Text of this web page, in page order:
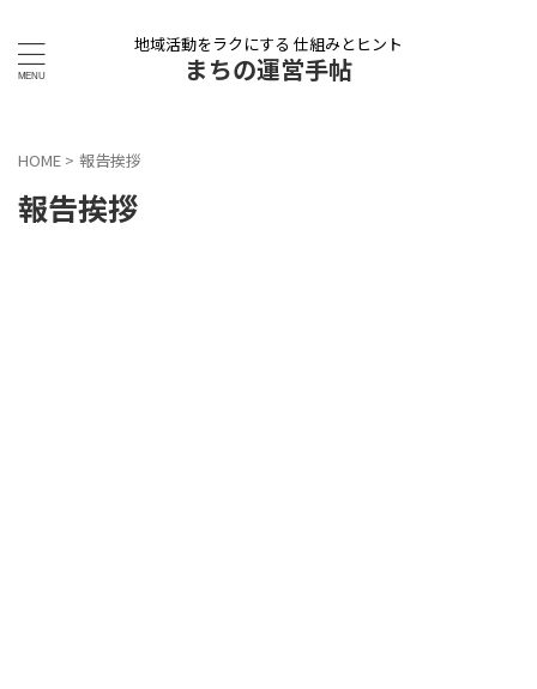
地域活動をラクにする 仕組みとヒント
まちの運営手帖
HOME > 報告挨拶
報告挨拶